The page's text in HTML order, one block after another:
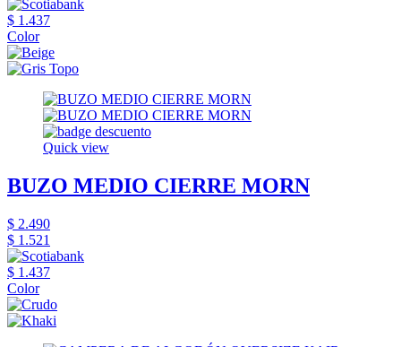
$ 1.437
Color
Quick view
BUZO MEDIO CIERRE MORN
$ 2.490
$ 1.521
$ 1.437
Color